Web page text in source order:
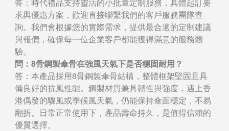
求與優惠方案，歡迎直接聯繫我們的客戶服務團隊查
詢。我們會根據您的實際需求，提供最合適的定制建議
與報價，確保每一位企業客戶都能獲得滿意的服務體
驗。
問：8骨鋼製傘骨在強風天氣下是否穩固耐用？
答：本產品採用8骨鋼製傘骨結構，整體框架堅固且具
備良好的抗風性能。鋼製材質兼具韌性與強度，遇上香
港偶發的驟風或季候風天氣，仍能保持傘面穩定，不易
翻折。日常正常使用下，產品壽命持久，是值得信賴的
優質選擇。